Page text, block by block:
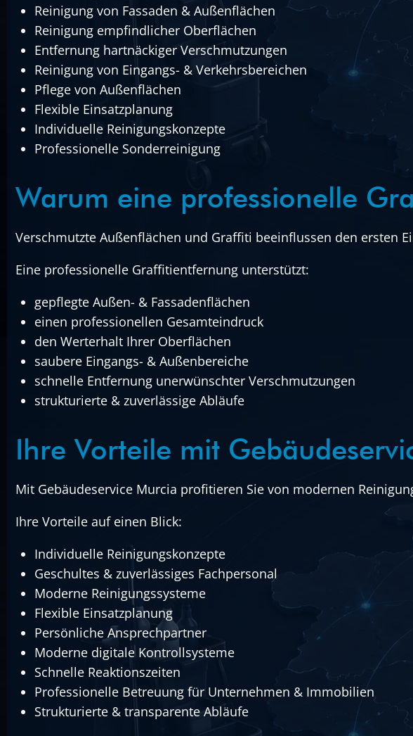
Reinigung von Fassaden & Außenflächen
Reinigung empfindlicher Oberflächen
Entfernung hartnäckiger Verschmutzungen
Reinigung von Eingangs- & Verkehrsbereichen
Pflege von Außenflächen
Flexible Einsatzplanung
Individuelle Reinigungskonzepte
Professionelle Sonderreinigung
Warum eine professionelle
Verschmutzte Außenflächen und Graffiti beeinflussen den ersten
Eine professionelle Graffitientfernung unterstützt:
gepflegte Außen- & Fassadenflächen
einen professionellen Gesamteindruck
den Werterhalt Ihrer Oberflächen
saubere Eingangs- & Außenbereiche
schnelle Entfernung unerwünschter Verschmutzungen
strukturierte & zuverlässige Abläufe
Ihre Vorteile mit
Mit Gebäudeservice Murcia profitieren Sie von modernen
Ihre Vorteile auf einen Blick:
Individuelle Reinigungskonzepte
Geschultes & zuverlässiges Fachpersonal
Moderne Reinigungssysteme
Flexible Einsatzplanung
Persönliche Ansprechpartner
Moderne digitale Kontrollsysteme
Schnelle Reaktionszeiten
Professionelle Betreuung für Unternehmen & Immobilien
Strukturierte & transparente Abläufe